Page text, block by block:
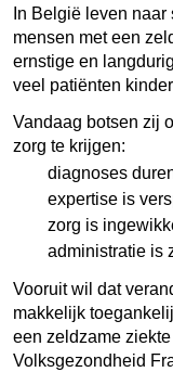
In België leven
mensen met een
ernstige en
veel patiënten
Vandaag botsen zij
zorg te krijgen:
diagnoses
expertise is
zorg is
administratie is
Vooruit wil dat
makkelijk
een zeldzame
Volksgezondheid